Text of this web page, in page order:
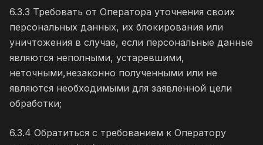
6.3.3 Требовать от Оператора уточнения своих
персональных данных, их блокирования или
уничтожения в случае, если персональные данные
являются неполными, устаревшими,
неточными,незаконно полученными или не
являются необходимыми для заявленной цели
обработки;
6.3.4 Обратиться с требованием к Оператору